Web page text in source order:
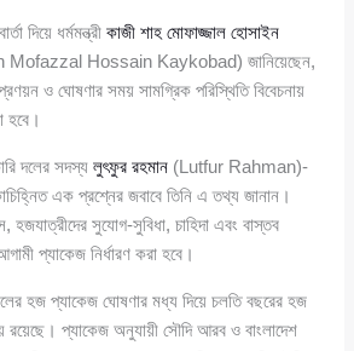
দিয়ে ধর্মমন্ত্রীকাজী শাহ মোফাজ্জাল হোসাইন
Mofazzal Hossain Kaykobad) জানিয়েছেন,
ও ঘোষণার সময় সামগ্রিক পরিস্থিতি বিবেচনায়
হবে।
দলের সদস্যলুৎফুর রহমান (Lutfur Rahman)-
এক প্রশ্নের জবাবে তিনি এ তথ্য জানান।
হজযাত্রীদের সুযোগ-সুবিধা, চাহিদা এবং বাস্তব
প্যাকেজ নির্ধারণ করা হবে।
হজ প্যাকেজ ঘোষণার মধ্য দিয়ে চলতি বছরের হজ
রয়েছে। প্যাকেজ অনুযায়ী সৌদি আরব ও বাংলাদেশ